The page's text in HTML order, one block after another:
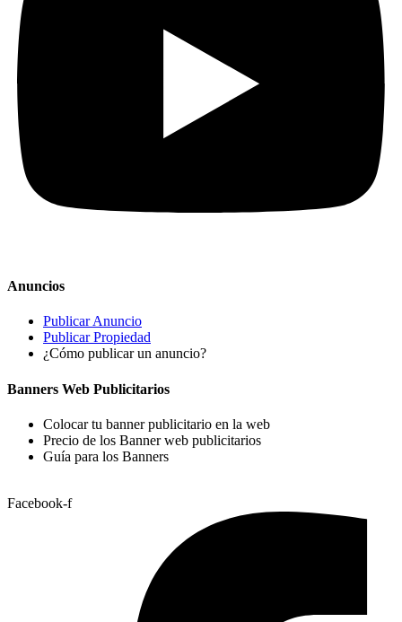
Anuncios
Publicar Anuncio
Publicar Propiedad
¿Cómo publicar un anuncio?
Banners Web Publicitarios
Colocar tu banner publicitario en la web
Precio de los Banner web publicitarios
Guía para los Banners
Facebook-f